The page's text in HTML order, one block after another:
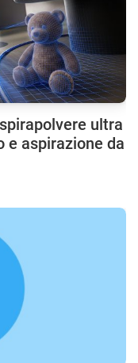
ultra
e aspirazione da